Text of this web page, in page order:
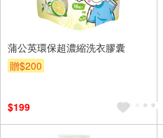
蒲公英環保超濃縮洗衣膠囊
贈$200
$199